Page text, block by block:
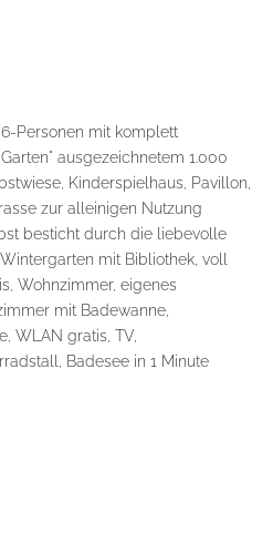
Personen mit komplett
ausgezeichnetem 1.000
Kinderspielhaus, Pavillon,
zur alleinigen Nutzung
besticht durch die liebevolle
mit Bibliothek, voll
Wohnzimmer, eigenes
mit Badewanne,
WLAN gratis, TV,
Badesee in 1 Minute